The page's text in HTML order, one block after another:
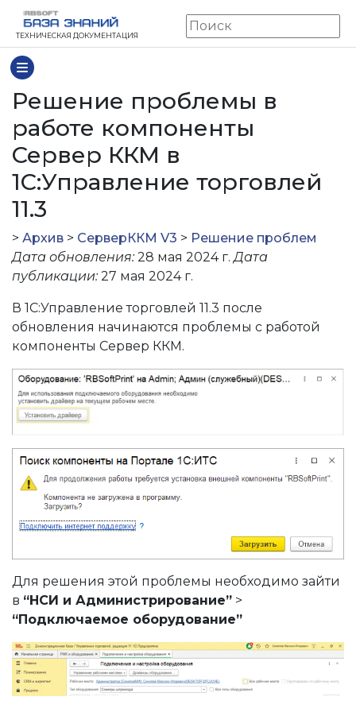
ТЕХНИЧЕСКАЯ ДОКУМЕНТАЦИЯ
КММ»
старых версиях сервера ККМ?
Решение проблемы в
работе компоненты
Сервер ККМ в
1С:Управление торговлей
11.3
> Архив > СерверККМ V3 > Решение проблем
Дата обновления: 28 мая 2024 г.Дата
публикации: 27 мая 2024 г.
В 1С:Управление торговлей 11.3 после
обновления начинаются проблемы с работой
компоненты Сервер ККМ.
Для решения этой проблемы необходимо зайти
в “НСИ и Администрирование” >
“Подключаемое оборудование”